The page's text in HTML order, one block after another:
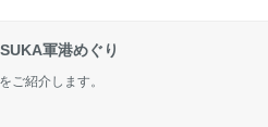
軍港めぐり
ご紹介します。